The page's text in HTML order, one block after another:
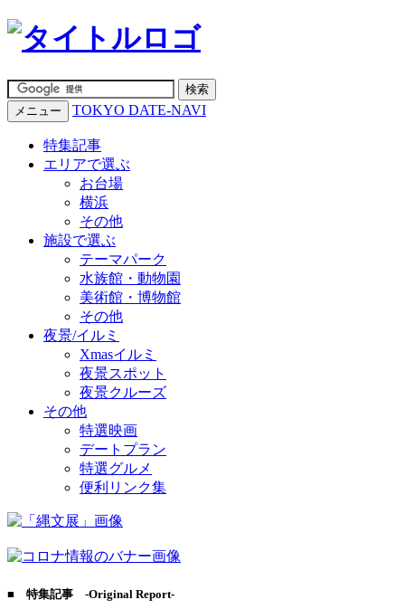
メニュー TOKYO DATE-NAVI
特集記事
エリアで選ぶ
お台場
横浜
その他
施設で選ぶ
テーマパーク
水族館・動物園
美術館・博物館
その他
夜景/イルミ
Xmasイルミ
夜景スポット
夜景クルーズ
その他
特選映画
デートプラン
特選グルメ
便利リンク集
■ 特集記事 -Original Report-